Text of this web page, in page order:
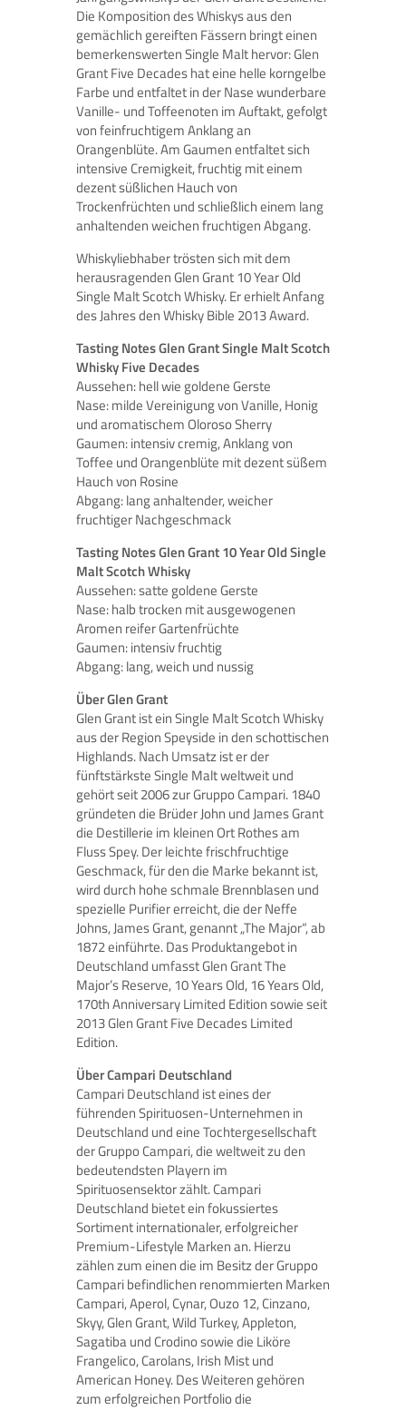
Die Komposition des Whiskys aus den
gemächlich gereiften Fässern bringt einen
bemerkenswerten Single Malt hervor: Glen
Grant Five Decades hat eine helle korngelbe
Farbe und entfaltet in der Nase wunderbare
Vanille- und Toffeenoten im Auftakt, gefolgt
von feinfruchtigem Anklang an
Orangenblüte. Am Gaumen entfaltet sich
intensive Cremigkeit, fruchtig mit einem
dezent süßlichen Hauch von
Trockenfrüchten und schließlich einem lang
anhaltenden weichen fruchtigen Abgang.
Whiskyliebhaber trösten sich mit dem
herausragenden Glen Grant 10 Year Old
Single Malt Scotch Whisky. Er erhielt Anfang
des Jahres den Whisky Bible 2013 Award.
Tasting Notes Glen Grant Single Malt Scotch
Whisky Five Decades
Aussehen: hell wie goldene Gerste
Nase: milde Vereinigung von Vanille, Honig
und aromatischem Oloroso Sherry
Gaumen: intensiv cremig, Anklang von
Toffee und Orangenblüte mit dezent süßem
Hauch von Rosine
Abgang: lang anhaltender, weicher
fruchtiger Nachgeschmack
Tasting Notes Glen Grant 10 Year Old Single
Malt Scotch Whisky
Aussehen: satte goldene Gerste
Nase: halb trocken mit ausgewogenen
Aromen reifer Gartenfrüchte
Gaumen: intensiv fruchtig
Abgang: lang, weich und nussig
Über Glen Grant
Glen Grant ist ein Single Malt Scotch Whisky
aus der Region Speyside in den schottischen
Highlands. Nach Umsatz ist er der
fünftstärkste Single Malt weltweit und
gehört seit 2006 zur Gruppo Campari. 1840
gründeten die Brüder John und James Grant
die Destillerie im kleinen Ort Rothes am
Fluss Spey. Der leichte frischfruchtige
Geschmack, für den die Marke bekannt ist,
wird durch hohe schmale Brennblasen und
spezielle Purifier erreicht, die der Neffe
Johns, James Grant, genannt „The Major“, ab
1872 einführte. Das Produktangebot in
Deutschland umfasst Glen Grant The
Major’s Reserve, 10 Years Old, 16 Years Old,
170th Anniversary Limited Edition sowie seit
2013 Glen Grant Five Decades Limited
Edition.
Über Campari Deutschland
Campari Deutschland ist eines der
führenden Spirituosen-Unternehmen in
Deutschland und eine Tochtergesellschaft
der Gruppo Campari, die weltweit zu den
bedeutendsten Playern im
Spirituosensektor zählt. Campari
Deutschland bietet ein fokussiertes
Sortiment internationaler, erfolgreicher
Premium-Lifestyle Marken an. Hierzu
zählen zum einen die im Besitz der Gruppo
Campari befindlichen renommierten Marken
Campari, Aperol, Cynar, Ouzo 12, Cinzano,
Skyy, Glen Grant, Wild Turkey, Appleton,
Sagatiba und Crodino sowie die Liköre
Frangelico, Carolans, Irish Mist und
American Honey. Des Weiteren gehören
zum erfolgreichen Portfolio die